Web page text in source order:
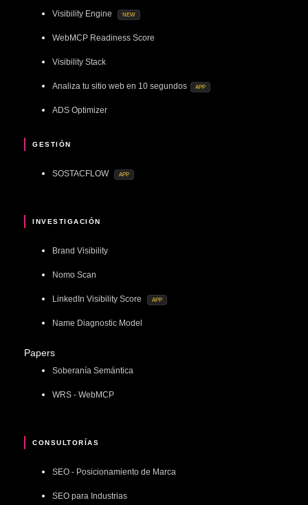
Visibility Engine NEW
WebMCP Readiness Score
Visibility Stack
Analiza tu sitio web en 10 segundos APP
ADS Optimizer
GESTIÓN
SOSTACFLOW APP
INVESTIGACIÓN
Brand Visibility
Nomo Scan
LinkedIn Visibility Score APP
Name Diagnostic Model
Papers
Soberanía Semántica
WRS - WebMCP
CONSULTORÍAS
SEO - Posicionamiento de Marca
SEO para Industrias